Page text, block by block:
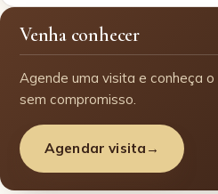
Venha conhecer
Agende uma visita e conheça o
sem compromisso.
Agendar visita →